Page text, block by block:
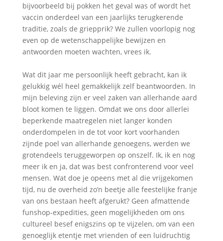
bijvoorbeeld bij pokken het geval was of wordt het
vaccin onderdeel van een jaarlijks terugkerende
traditie, zoals de griepprik? We zullen voorlopig nog
even op de wetenschappelijke bewijzen en
antwoorden moeten wachten, vrees ik.
Wat dit jaar me persoonlijk heeft gebracht, kan ik
gelukkig wél heel gemakkelijk zelf beantwoorden. In
mijn beleving zijn er veel zaken van allerhande aard
bloot komen te liggen. Omdat we ons door allerlei
beperkende maatregelen niet langer konden
onderdompelen in de tot voor kort voorhanden
zijnde poel van allerhande genoegens, werden we
grotendeels teruggeworpen op onszelf. Ik, ik en nog
meer ik en ja, dat was best confronterend voor veel
mensen. Wat doe je opeens met al die vrijgekomen
tijd, nu de overheid zo’n beetje alle feestelijke franje
van ons bestaan heeft afgerukt? Geen afmattende
funshop-expedities, geen mogelijkheden om ons
cultureel besef enigszins op te vijzelen, om van een
genoeglijk etentje met vrienden of een luidruchtig